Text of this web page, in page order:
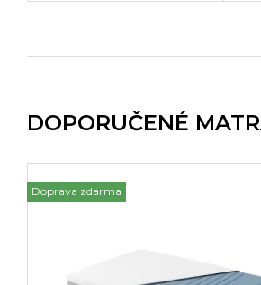
DOPORUČENÉ
Doprava zdarma